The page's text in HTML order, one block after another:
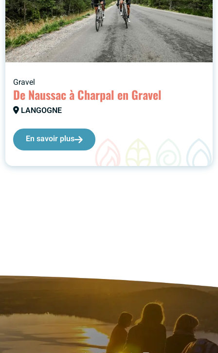
Gravel
De Naussac à Charpal en Gravel
LANGOGNE
En savoir plus